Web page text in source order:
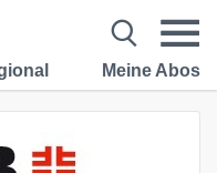
Meine Abos